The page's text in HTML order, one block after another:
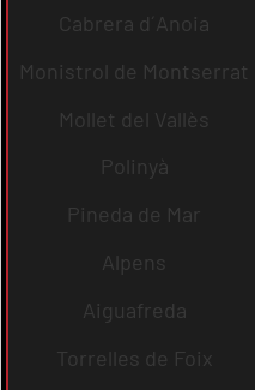
Cabrera d´Anoia
Monistrol de Montserrat
Mollet del Vallès
Polinyà
Pineda de Mar
Alpens
Aiguafreda
Torrelles de Foix